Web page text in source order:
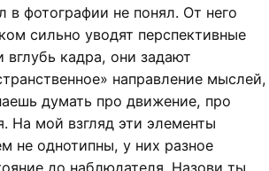
в фотографии не понял. От него
сильно уводят перспективные
вглубь кадра, они задают
направление мыслей,
думать про движение, про
На мой взгляд эти элементы
не однотипны, у них разное
до наблюдателя. Назови ты